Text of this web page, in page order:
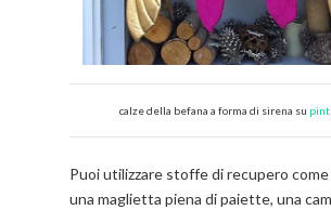
calze della befana a forma di sirena su
Puoi utilizzare stoffe di recupero
una maglietta piena di paiette, una